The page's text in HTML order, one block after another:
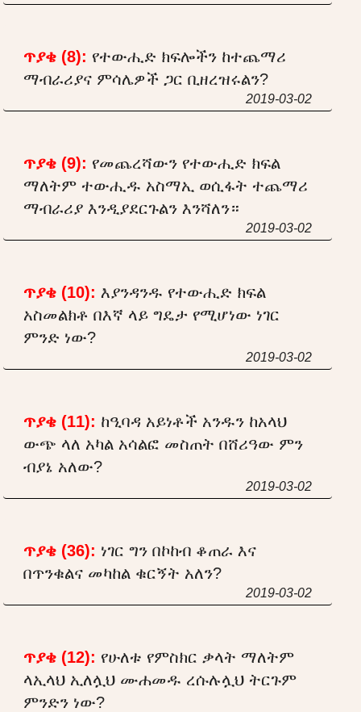
ጥያቄ (8): የተውሒድ ክፍሎችን ከተጨማሪ
ማብራሪያና ምሳሌዎች ጋር ቢዘረዝሩልን?
2019-03-02
ጥያቄ (9): የመጨረሻውን የተውሒድ ክፍል
ማለትም ተውሒዱ አስማኢ ወሲፋት ተጨማሪ
ማብራሪያ እንዲያደርጉልን እንሻለን።
2019-03-02
ጥያቄ (10): እያንዳንዱ የተውሒድ ክፍል
አስመልክቶ በእኛ ላይ ግዴታ የሚሆነው ነገር
ምንድ ነው?
2019-03-02
ጥያቄ (11): ከዒባዳ አይነቶች አንዱን ከአላህ
ውጭ ላለ አካል አሳልፎ መስጠት በሸሪዓው ምን
ብያኔ አለው?
2019-03-02
ጥያቄ (36): ነገር ግን በኮከብ ቆጠራ እና
በጥንቁልና መካከል ቁርኝት አለን?
2019-03-02
ጥያቄ (12): የሁለቱ የምስክር ቃላት ማለትም
ላኢላህ ኢለሏህ ሙሐመዱ ረሱሉሏህ ትርጉም
ምንድን ነው?